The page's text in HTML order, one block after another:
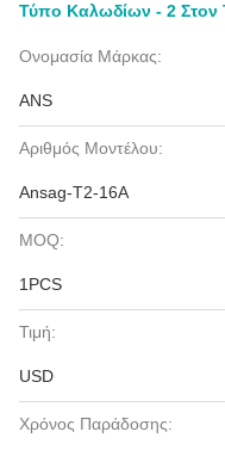
Τύπο Καλωδίων - 2 Στον
Ονομασία Μάρκας:
ANS
Αριθμός Μοντέλου:
Ansag-T2-16A
MOQ:
1PCS
Τιμή:
USD
Χρόνος Παράδοσης: